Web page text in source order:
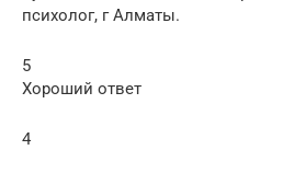
психолог, г Алматы.
5
Хороший ответ
4